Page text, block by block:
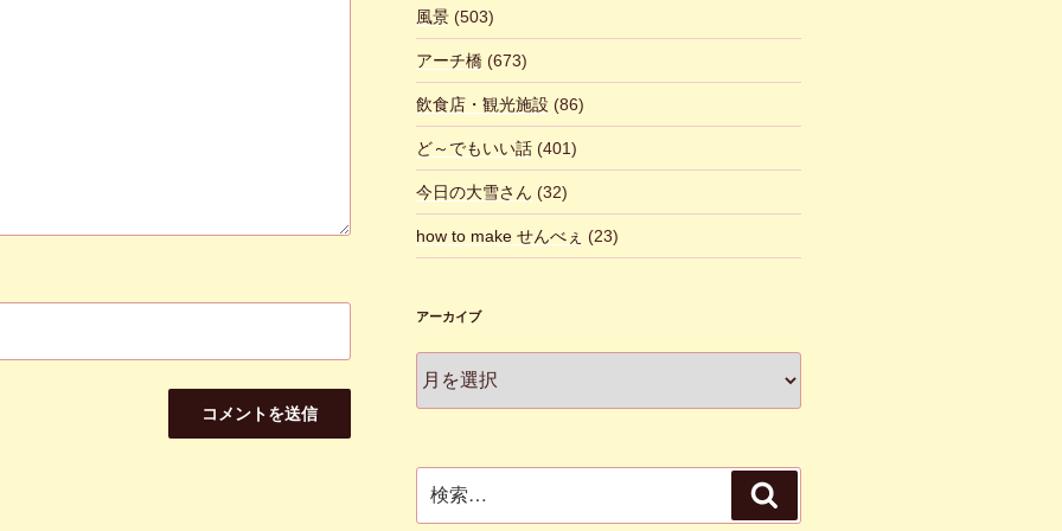
風景(503)
アーチ橋(673)
飲食店・観光施設 (86)
ど～でもいい話(401)
今日の大雪さん (32)
how to make せんべぇ (23)
アーカイブ
ー
ブ
索:
索